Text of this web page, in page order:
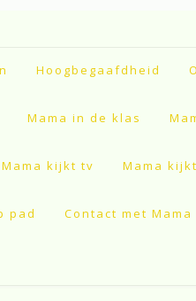
Hoogbegaafdheid
Mama in de klas
Mama kijkt tv Mama
pad Contact met